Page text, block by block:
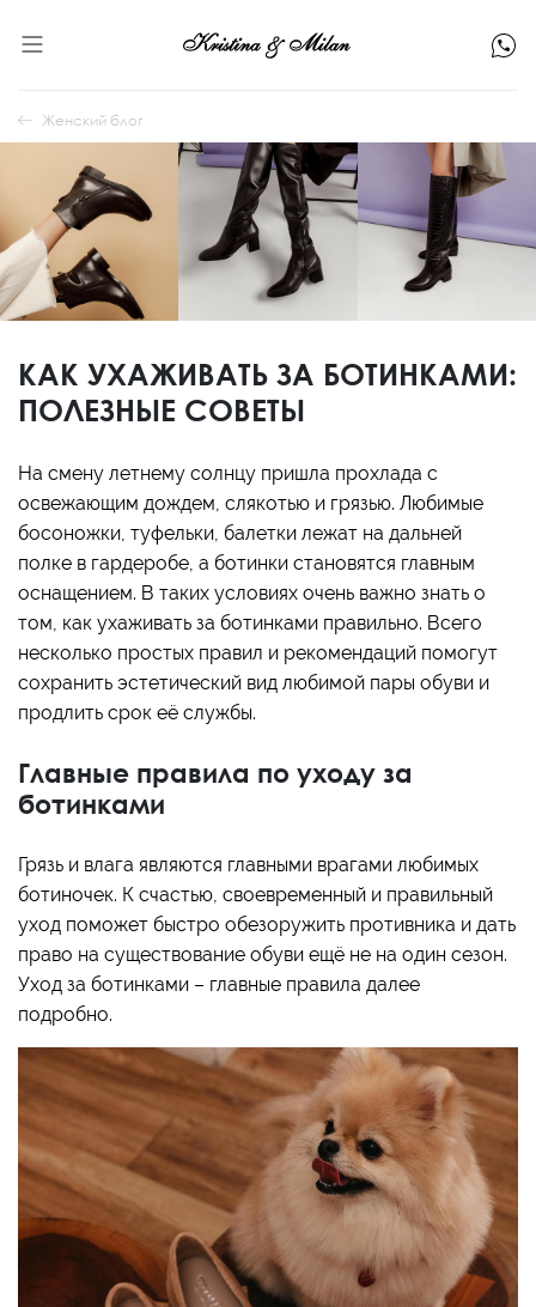
Женский блог
КАК УХАЖИВАТЬ ЗА БОТИНКАМИ:
ПОЛЕЗНЫЕ СОВЕТЫ
На смену летнему солнцу пришла прохлада с
освежающим дождем, слякотью и грязью. Любимые
босоножки, туфельки, балетки лежат на дальней
полке в гардеробе, а ботинки становятся главным
оснащением. В таких условиях очень важно знать о
том, как ухаживать за ботинками правильно. Всего
несколько простых правил и рекомендаций помогут
сохранить эстетический вид любимой пары обуви и
продлить срок её службы.
Главные правила по уходу за
ботинками
Грязь и влага являются главными врагами любимых
ботиночек. К счастью, своевременный и правильный
уход поможет быстро обезоружить противника и дать
право на существование обуви ещё не на один сезон.
Уход за ботинками – главные правила далее
подробно.